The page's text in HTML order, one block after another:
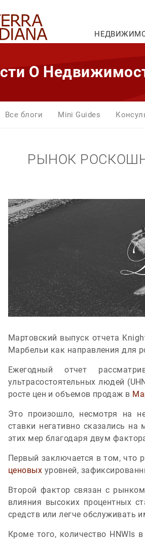
О
Все блоги Mini Guides
РЫНОК
Мартовский выпуск отчета
Марбельи как направления для
Ежегодный отчет
ультрасостоятельных людей
росте цен и объемов продаж в
Это произошло, несмотря на
ставки негативно сказались
этих мер благодаря двум
Первый заключается в том, что
ценовых уровней,
Второй фактор связан с
влияния высоких процентных
средств или легче обслуживать
Кроме того, количество